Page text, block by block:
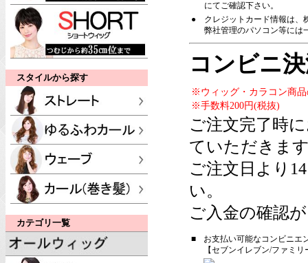
スタイルから探す
カテゴリ一覧
にてご確認下さい。
●
クレジットカード情報は、
弊社管理のパソコン等には
コンビニ
※ウィッグ・カラコン商
※手数料200円(税抜)
ご注文完了時
ていただきま
ご注文日より
い。
ご入金の確認
■
お支払い可能なコンビニエ
【セブンイレブン/ファミ